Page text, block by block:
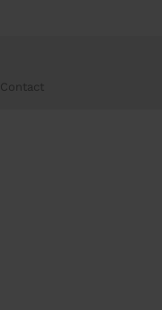
Contact